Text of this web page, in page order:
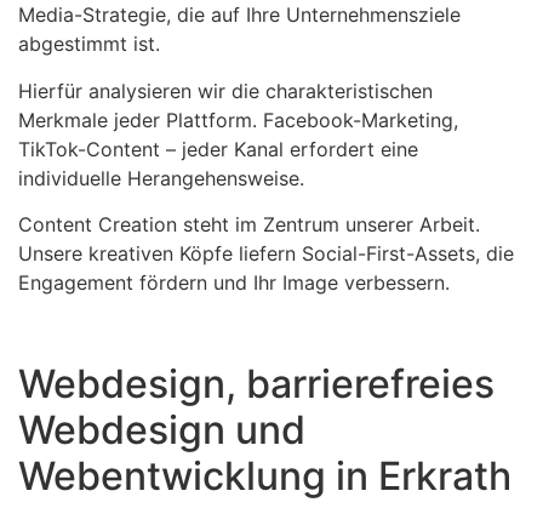
Media-Strategie, die auf Ihre Unternehmensziele
abgestimmt ist.
Hierfür analysieren wir die charakteristischen
Merkmale jeder Plattform. Facebook-Marketing,
TikTok-Content – jeder Kanal erfordert eine
individuelle Herangehensweise.
Content Creation steht im Zentrum unserer Arbeit.
Unsere kreativen Köpfe liefern Social-First-Assets, die
Engagement fördern und Ihr Image verbessern.
Webdesign, barrierefreies
Webdesign und
Webentwicklung in Erkrath